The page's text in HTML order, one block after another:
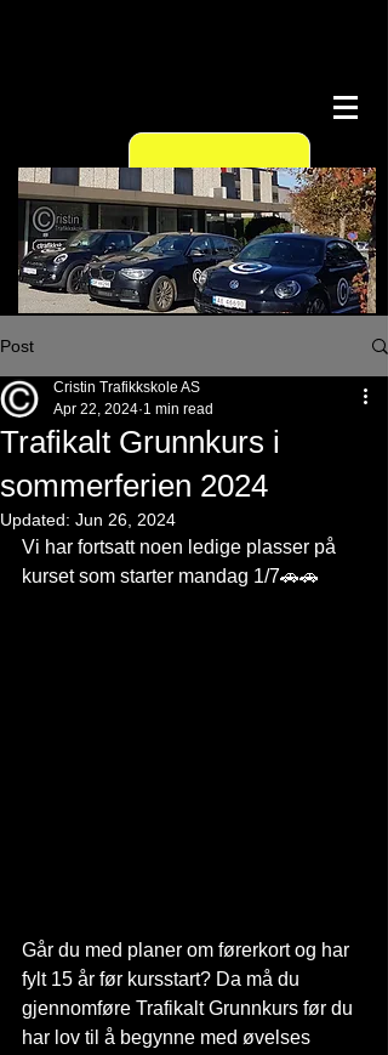
Post
Trafikalt Grunnkurs i
sommerferien 2024
Cristin Trafikkskole AS
Apr 22, 2024 1 min read
Updated: Jun 26, 2024
Vi har fortsatt noen ledige plasser på
kurset som starter mandag 1/7🚗🚗
Går du med planer om førerkort og har
fylt 15 år før kursstart? Da må du
gjennomføre Trafikalt Grunnkurs før du
har lov til å begynne med øvelses